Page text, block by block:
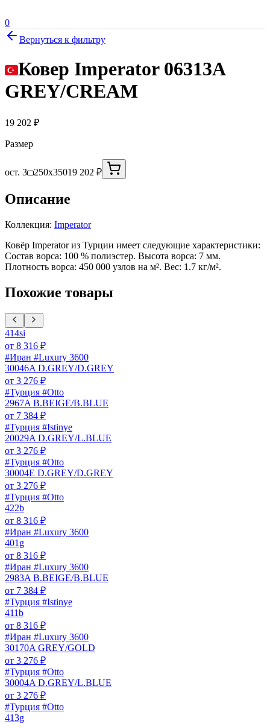
0
Вернуться к фильтру
Ковер Imperator 06313A
GREY/CREAM
19 202 ₽
Размер
ост. 3 250x35019 202 ₽
Описание
Коллекция: Imperator
Ковёр Imperator из Турции имеет следующие характеристики:
Состав ворса: 100 % полиэстер. Высота ворса: 7 мм.
Плотность ворса: 450 000 узлов на м². Вес: 1.7 кг/м².
Похожие товары
414si
от 8 316 ₽
#Иран #Luxury 3600
30046A D.GREY/D.GREY
от 3 276 ₽
#Турция #Otto
2967A B.BEIGE/B.BLUE
от 7 384 ₽
#Турция #Istinye
20029A D.GREY/L.BLUE
от 3 276 ₽
#Турция #Otto
30004E D.GREY/D.GREY
от 3 276 ₽
#Турция #Otto
422b
от 8 316 ₽
#Иран #Luxury 3600
401g
от 8 316 ₽
#Иран #Luxury 3600
2983A B.BEIGE/B.BLUE
от 7 384 ₽
#Турция #Istinye
411b
от 8 316 ₽
#Иран #Luxury 3600
30170A GREY/GOLD
от 3 276 ₽
#Турция #Otto
30004A D.GREY/L.BLUE
от 3 276 ₽
#Турция #Otto
413g